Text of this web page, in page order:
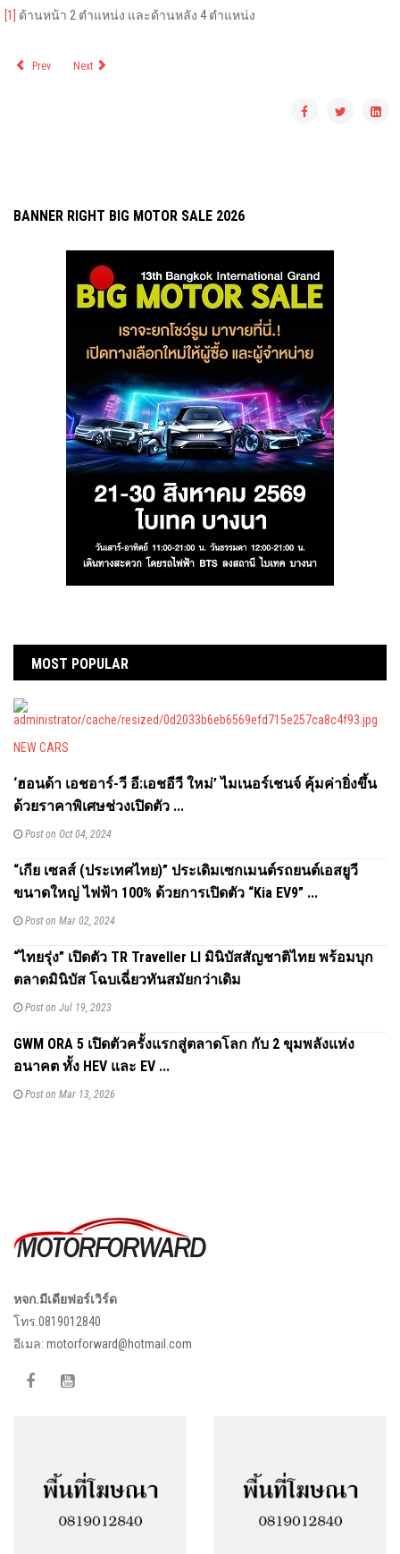
[1] ด้านหน้า 2 ตำแหน่ง และด้านหลัง 4 ตำแหน่ง
Prev Next
BANNER RIGHT BIG MOTOR SALE 2026
MOST POPULAR
NEW CARS
‘ฮอนด้า เอชอาร์-วี อี:เอชอีวี ใหม่’ ไมเนอร์เชนจ์ คุ้มค่ายิ่งขึ้น
ด้วยราคาพิเศษช่วงเปิดตัว ...
Post on Oct 04, 2024
“เกีย เซลส์ (ประเทศไทย)” ประเดิมเซกเมนต์รถยนต์เอสยูวี
ขนาดใหญ่ ไฟฟ้า 100% ด้วยการเปิดตัว “Kia EV9” ...
Post on Mar 02, 2024
“ไทยรุ่ง” เปิดตัว TR Traveller Ll มินิบัสสัญชาติไทย พร้อมบุก
ตลาดมินิบัส โฉบเฉี่ยวทันสมัยกว่าเดิม
Post on Jul 19, 2023
GWM ORA 5 เปิดตัวครั้งแรกสู่ตลาดโลก กับ 2 ขุมพลังแห่ง
อนาคต ทั้ง HEV และ EV ...
Post on Mar 13, 2026
หจก.มีเดียฟอร์เวิร์ด
โทร.0819012840
อีเมล: motorforward@hotmail.com